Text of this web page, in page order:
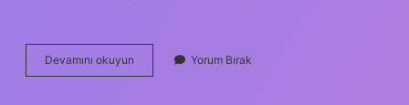
Devamını okuyun Fasulyenin
Gazını
Yorum Bırak